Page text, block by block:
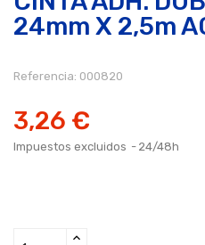
24mm X 2,5m
Referencia: 000820
3,26 €
Impuestos excluidos 24/48h